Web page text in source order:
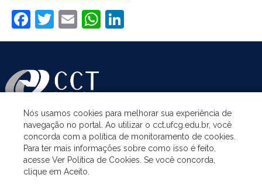
Facebook
Twitter
EmailWhatsApp
ASSUNTOS
ACESSO À INFORMAÇÃO
Nós usamos cookies para melhorar sua experiência de
navegação no portal. Ao utilizar o cct.ufcg.edu.br, você
concorda com a política de monitoramento de cookies.
Para ter mais informações sobre como isso é feito,
acesse Ver Política de Cookies. Se você concorda,
clique em Aceito.